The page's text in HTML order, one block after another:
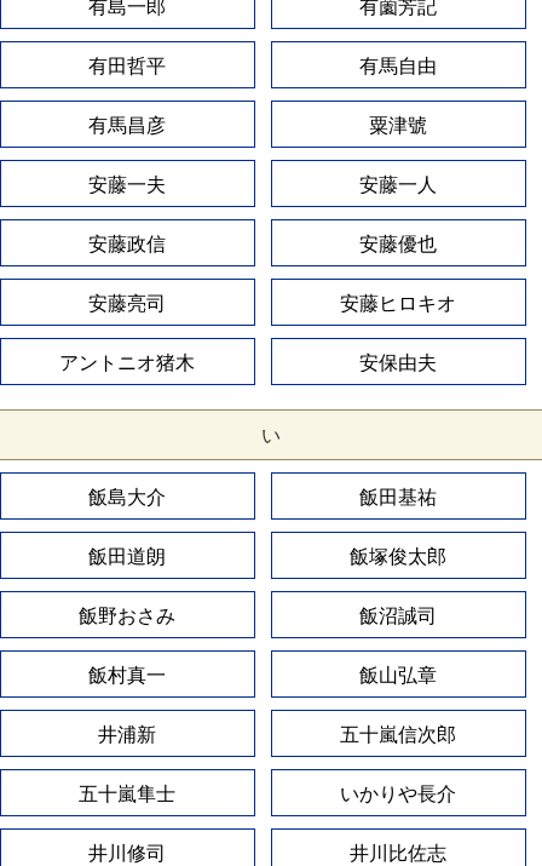
有島一郎 有薗芳記
有田哲平 有馬自由
有馬昌彦 粟津號
安藤一夫 安藤一人
安藤政信 安藤優也
安藤亮司 安藤ヒロキオ
アントニオ猪木 安保由夫
い
飯島大介 飯田基祐
飯田道朗 飯塚俊太郎
飯野おさみ 飯沼誠司
飯村真一 飯山弘章
井浦新 五十嵐信次郎
五十嵐隼士 いかりや長介
井川修司 井川比佐志